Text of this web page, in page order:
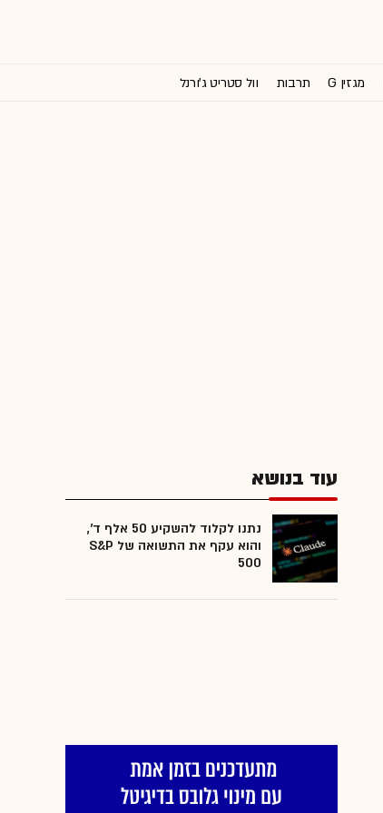
מגזין G תרבות וול סטריט ג'ורנל
עוד בנושא
נתנו לקלוד להשקיע 50 אלף ד',
והוא עקף את התשואה של S&P
500